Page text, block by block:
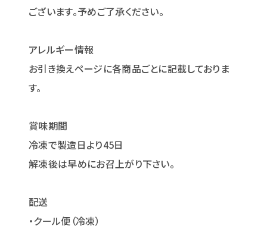
ございます。予めご了承ください。
アレルギー情報
お引き換えページに各商品ごとに記載しておりま
す。
賞味期間
冷凍で製造日より45日
解凍後は早めにお召上がり下さい。
配送
・クール便（冷凍）